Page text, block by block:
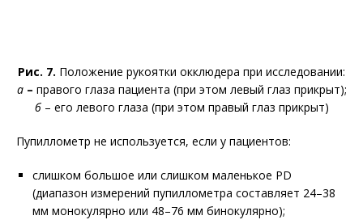
Рис. 7. Положение рукоятки окклюдера при исследовании:
а– правого глаза пациента (при этом левый глаз прикрыт);
б– его левого глаза (при этом правый глаз прикрыт)
Пупиллометр не используется, если у пациентов:
слишком большое или слишком маленькое PD
(диапазон измерений пупиллометра составляет 24–38
мм монокулярно или 48–76 мм бинокулярно);